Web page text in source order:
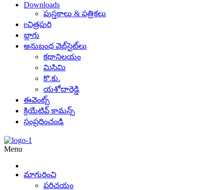
Downloads
పుస్తకాలు & పత్రికలు
eచిత్రపురి
బ్లాగు
అనుబంధ వెబ్‌సైట్‌లు
కథానిలయం
మిసిమి
కొ.కు.
యశోదారెడ్డి
ఈవెంట్స్
క్రియేటివ్ కామన్స్
సంప్రదించండి
Menu
మాగురించి
పరిచయం